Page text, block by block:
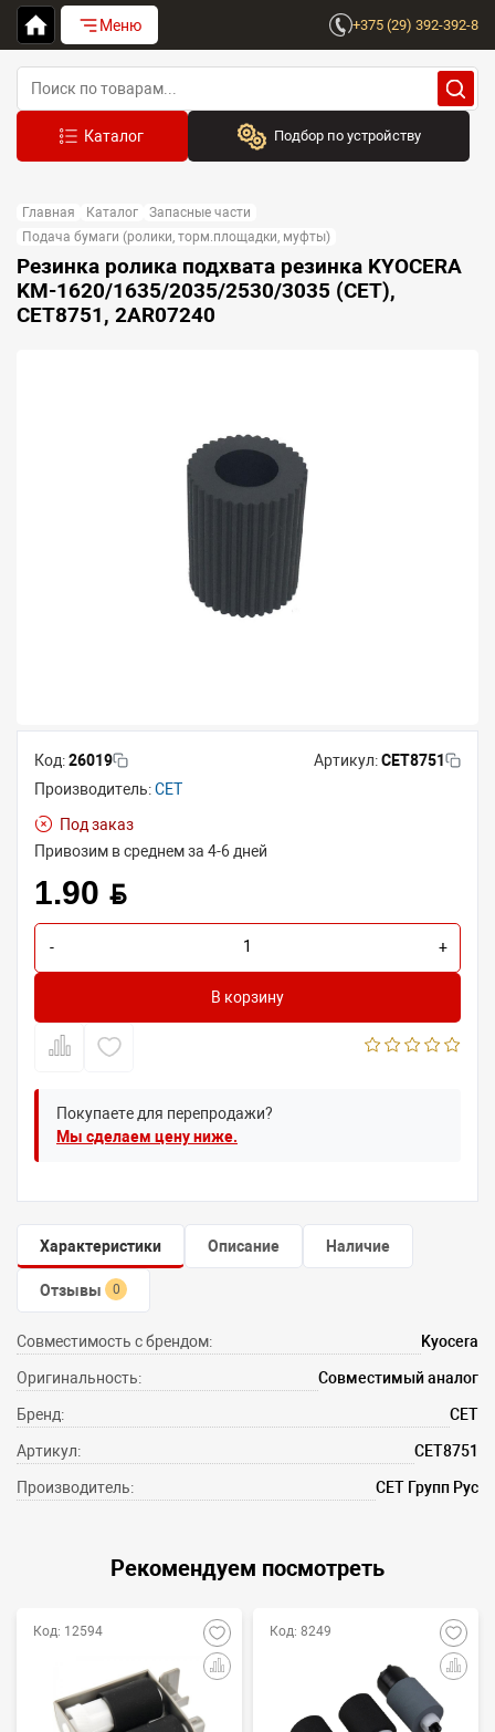
Меню +375 (29) 392-392-8
Подбор по устройству
Выберите бренд
Устройство:
Сначала выберите бренд
Главная Каталог
Запасные части
Подача бумаги (ролики, торм.площадки, муфты)
Резинка ролика подхвата резинка KYOCERA
KM-1620/1635/2035/2530/3035 (CET),
CET8751, 2AR07240
Код:26019 Артикул:CET8751
Производитель:CET
Под заказ
Привозим в среднем за 4-6 дней
1.90 BYN
- +
В корзину
Покупаете для перепродажи?
Мы сделаем цену ниже.
Характеристики Описание Наличие
Отзывы 0
Совместимость с брендом: Kyocera
Оригинальность: Совместимый аналог
Бренд: CET
Артикул: CET8751
Производитель: СЕТ Групп Рус
Рекомендуем посмотреть
Код: 12594 Код: 8249